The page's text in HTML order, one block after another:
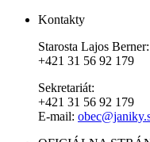
Kontakty
Starosta Lajos Berner:
+421 31 56 92 179
Sekretariát:
+421 31 56 92 179
E-mail: